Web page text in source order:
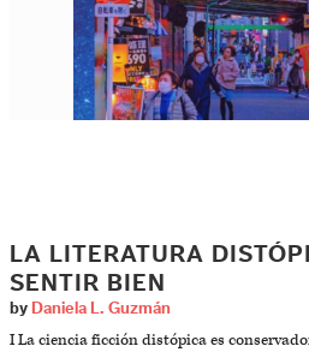
LA LITERATURA
SENTIR BIEN
by Daniela L. Guzmán
I La ciencia ficción distópica es